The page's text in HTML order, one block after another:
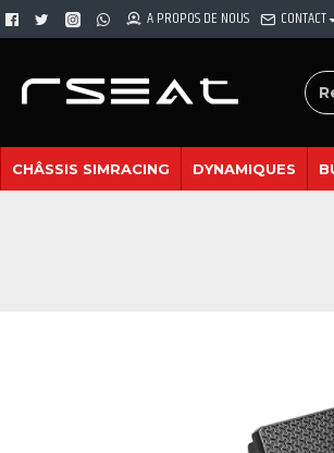
A PROPOS DE NOUS CONTACT
CHÂSSIS SIMRACING DYNAMIQUES